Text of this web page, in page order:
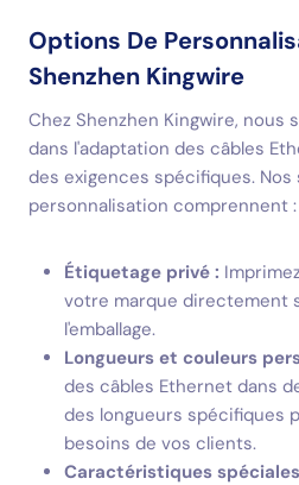
Options De
Shenzhen Kingwire
Chez Shenzhen Kingwire, nous
dans l'adaptation des câbles
des exigences spécifiques.
personnalisation comprennent :
Étiquetage privé :
votre marque directement
l'emballage.
Longueurs et couleurs
des câbles Ethernet dans
des longueurs spécifiques
besoins de vos clients.
Caractéristiques